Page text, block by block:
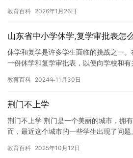
影响…
教育百科 2026年1月26日
山东省中小学休学,复学审批表怎
休学和复学是许多学生面临的挑战之一
一份休学和复学审批表，以便向学校和
复学审…
教育百科 2024年11月30日
荆门不上学
荆门不上学 荆门是一个美丽的城市，拥
而，最近这个城市的一些学生出现了问
的…
教育百科 2025年10月12日